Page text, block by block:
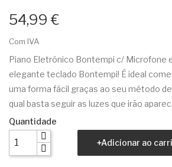
54,99 €
Com IVA
Piano Eletrónico Bontempi c/ Microfone
elegante teclado Bontempi! É ideal
uma forma fácil graças ao seu método
qual basta seguir as luzes que irão
Quantidade
Adicionar ao